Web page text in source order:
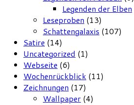
Legenden der Elben
Leseproben (13)
Schattengalaxis (107)
Satire (14)
Uncategorized (1)
Webseite (6)
Wochenrückblick (11)
Zeichnungen (17)
Wallpaper (4)